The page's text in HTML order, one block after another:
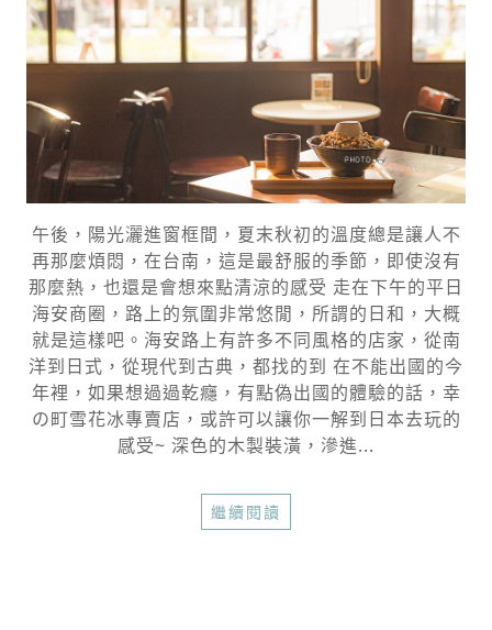
午後，陽光灑進窗框間，夏末秋初的溫度總是讓人不
再那麼煩悶，在台南，這是最舒服的季節，即使沒有
那麼熱，也還是會想來點清涼的感受 走在下午的平日
海安商圈，路上的氛圍非常悠閒，所謂的日和，大概
就是這樣吧。海安路上有許多不同風格的店家，從南
洋到日式，從現代到古典，都找的到 在不能出國的今
年裡，如果想過過乾癮，有點偽出國的體驗的話，幸
の町雪花冰專賣店，或許可以讓你一解到日本去玩的
感受~ 深色的木製裝潢，滲進...
繼續閱讀